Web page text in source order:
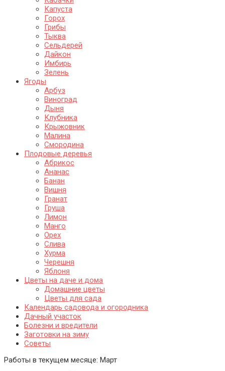
Капуста
Горох
Грибы
Тыква
Сельдерей
Дайкон
Имбирь
Зелень
Ягоды
Арбуз
Виноград
Дыня
Клубника
Крыжовник
Малина
Смородина
Плодовые деревья
Абрикос
Ананас
Банан
Вишня
Гранат
Груша
Лимон
Манго
Орех
Слива
Хурма
Черешня
Яблоня
Цветы на даче и дома
Домашние цветы
Цветы для сада
Календарь садовода и огородника
Дачный участок
Болезни и вредители
Заготовки на зиму
Советы
Работы в текущем месяце: Март